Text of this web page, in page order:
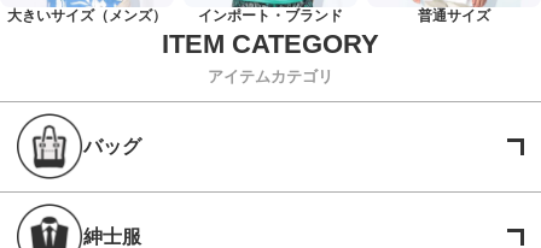
大きいサイズ（メンズ） インポート・ブランド 普通サイズ
アイテムカテゴリ
バッグ
紳士服